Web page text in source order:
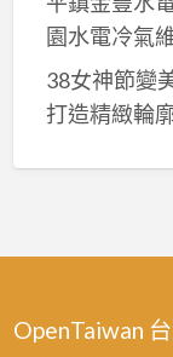
園水電冷氣
38女神節變
打造精緻輪
OpenTaiwan